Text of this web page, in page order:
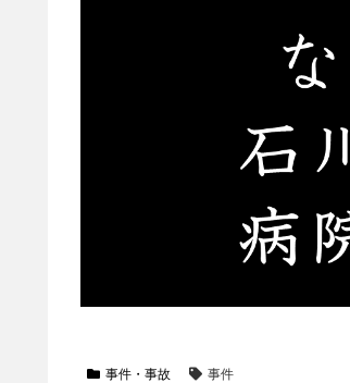
事件・事故 事件